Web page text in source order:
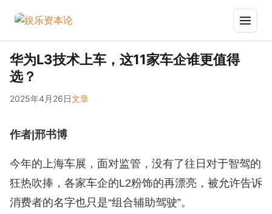
华为L3技术上车，这11家车企谁更值得
选？
2025年4月26日文章
作者|邢书博
今年的上海车展，面对监管，没有了往日对于智驾的
狂热吹捧，各家车企的L2粉饰的再漂亮，被允许告诉
消费者的名字也只是“组合辅助驾驶”。